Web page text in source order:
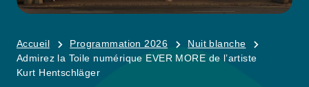
Accueil Programmation 2026
Nuit blanche
Admirez la Toile numérique EVER MORE de l’artiste
Kurt Hentschläger